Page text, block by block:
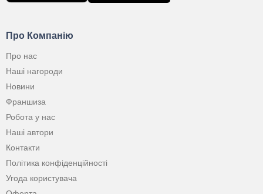
Про Компанію
Про нас
Наші нагороди
Новини
Франшиза
Робота у нас
Наші автори
Контакти
Політика конфіденційності
Угода користувача